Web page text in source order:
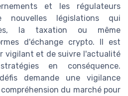
et les régulateurs
nouvelles législations qui
la taxation ou même
d'échange crypto. Il est
vigilant et de suivre l'actualité
en conséquence.
demande une vigilance
du marché pour